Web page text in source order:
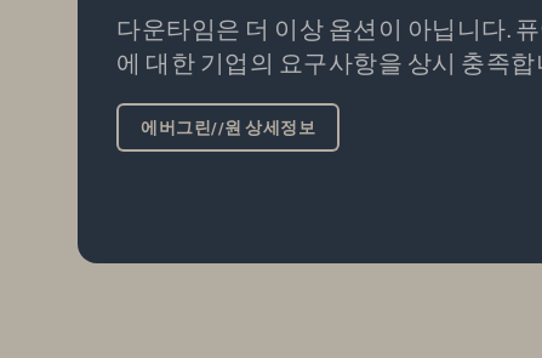
다운타임은 더 이상 옵션이 아닙니다.
에 대한 기업의 요구사항을 상시 충족합
에버그린//원 상세정보